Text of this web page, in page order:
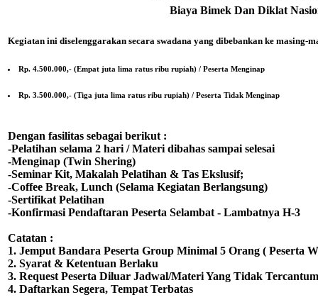
Biaya Bimek Dan Diklat
Kegiatan ini diselenggarakan secara swadana yang dibebankan ke masing-
Rp. 4.500.000,- (Empat juta lima ratus ribu rupiah) / Peserta Menginap
Rp. 3.500.000,- (Tiga juta lima ratus ribu rupiah) / Peserta Tidak Menginap
Dengan fasilitas sebagai berikut :
-Pelatihan selama 2 hari / Materi dibahas sampai selesai
-Menginap (Twin Shering)
-Seminar Kit, Makalah Pelatihan & Tas Ekslusif;
-Coffee Break, Lunch (Selama Kegiatan Berlangsung)
-Sertifikat Pelatihan
-Konfirmasi Pendaftaran Peserta Selambat - Lambatnya H-3
Catatan :
1. Jemput Bandara Peserta Group Minimal 5 Orang ( Peserta
2. Syarat & Ketentuan Berlaku
3. Request Peserta Diluar Jadwal/Materi Yang Tidak
4. Daftarkan Segera, Tempat Terbatas